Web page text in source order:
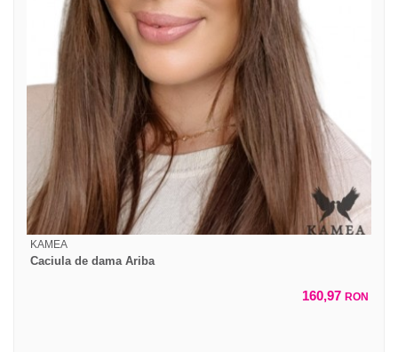
KAMEA
Caciula de dama Ariba
160,97 RON